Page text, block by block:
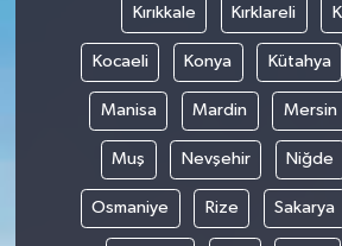
Kırıkkale Kırklareli
Kocaeli Konya Kütahya
Manisa Mardin Mersin
Muş Nevşehir Niğde
Osmaniye Rize Sakarya